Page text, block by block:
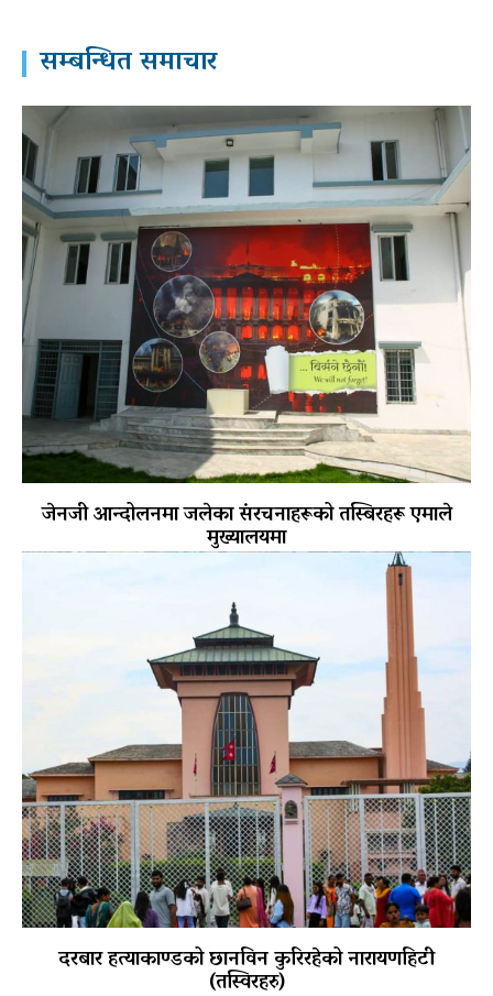
सम्बन्धित समाचार
जेनजी आन्दोलनमा जलेका संरचनाहरूको तस्बिरहरू एमाले
मुख्यालयमा
दरबार हत्याकाण्डको छानविन कुरिरहेको नारायणहिटी
(तस्विरहरु)